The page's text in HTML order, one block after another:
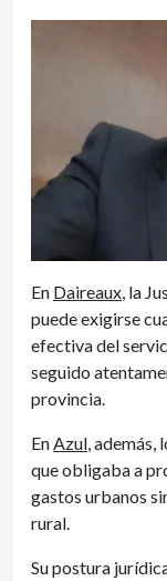
En Daireaux , la
puede exigirse
efectiva del
seguido
provincia.
En Azul ,
que obligaba a
gastos urbanos
rural.
Su postura